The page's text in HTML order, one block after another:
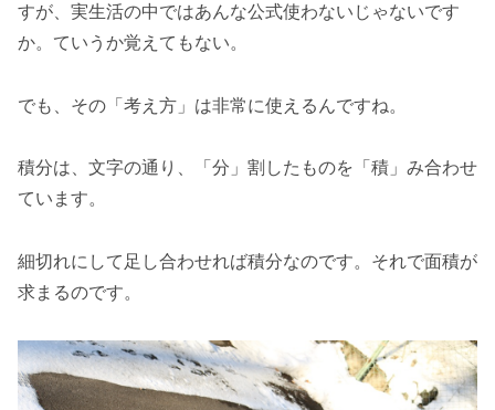
すが、実生活の中ではあんな公式使わないじゃないです
か。ていうか覚えてもない。
でも、その「考え方」は非常に使えるんですね。
積分は、文字の通り、「分」割したものを「積」み合わせ
ています。
細切れにして足し合わせれば積分なのです。それで面積が
求まるのです。